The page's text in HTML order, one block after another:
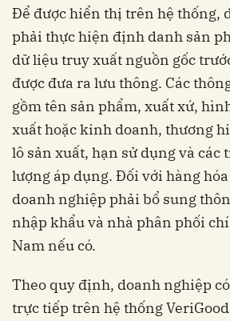
Để được hiển thị trên hệ thống,
phải thực hiện định danh sản
dữ liệu truy xuất nguồn gốc
được đưa ra lưu thông. Các
gồm tên sản phẩm, xuất xứ,
xuất hoặc kinh doanh, thương
lô sản xuất, hạn sử dụng và các
lượng áp dụng. Đối với hàng
doanh nghiệp phải bổ sung
nhập khẩu và nhà phân phối
Nam nếu có.
Theo quy định, doanh nghiệp
trực tiếp trên hệ thống